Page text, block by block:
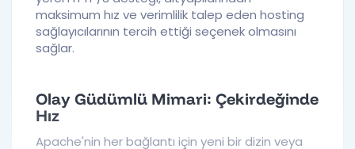
maksimum hız ve verimlilik talep eden hosting
sağlayıcılarının tercih ettiği seçenek olmasını
sağlar.
Olay Güdümlü Mimari: Çekirdeğinde
Hız
Apache'nin her bağlantı için yeni bir dizin veya